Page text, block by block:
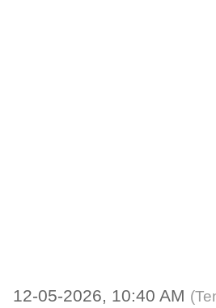
12-05-2026, 10:40 AM